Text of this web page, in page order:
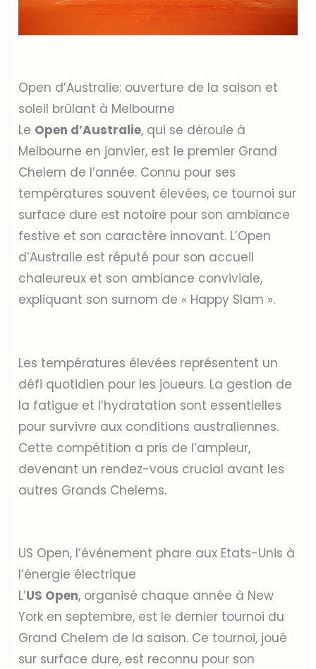
Open d’Australie: ouverture de la saison et
soleil brûlant à Melbourne
Le Open d’Australie, qui se déroule à
Melbourne en janvier, est le premier Grand
Chelem de l’année. Connu pour ses
températures souvent élevées, ce tournoi sur
surface dure est notoire pour son ambiance
festive et son caractère innovant. L’Open
d’Australie est réputé pour son accueil
chaleureux et son ambiance conviviale,
expliquant son surnom de « Happy Slam ».
Les températures élevées représentent un
défi quotidien pour les joueurs. La gestion de
la fatigue et l’hydratation sont essentielles
pour survivre aux conditions australiennes.
Cette compétition a pris de l’ampleur,
devenant un rendez-vous crucial avant les
autres Grands Chelems.
US Open, l’événement phare aux Etats-Unis à
l’énergie électrique
L’US Open, organisé chaque année à New
York en septembre, est le dernier tournoi du
Grand Chelem de la saison. Ce tournoi, joué
sur surface dure, est reconnu pour son